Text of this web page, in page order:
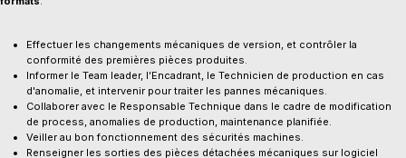
​Effectuer les changements mécaniques de version, et contrôler la
conformité des premières pièces produites.
Informer le Team leader, l’Encadrant, le Technicien de production en cas
d'anomalie, et intervenir pour traiter les pannes mécaniques.
Collaborer avec le Responsable Technique dans le cadre de modification
de process, anomalies de production, maintenance planifiée.
Veiller au bon fonctionnement des sécurités machines.
Renseigner les sorties des pièces détachées mécaniques sur logiciel